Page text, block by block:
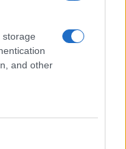
storage
and other